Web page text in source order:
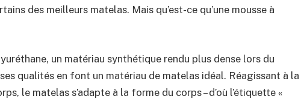
des meilleurs matelas. Mais qu’est-ce qu’une mousse à
un matériau synthétique rendu plus dense lors du
qualités en font un matériau de matelas idéal. Réagissant à la
le matelas s’adapte à la forme du corps – d’où l’étiquette «